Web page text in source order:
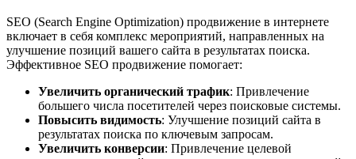
SEO (Search Engine Optimization) продвижение в интернете
включает в себя комплекс мероприятий, направленных на
улучшение позиций вашего сайта в результатах поиска.
Эффективное SEO продвижение помогает:
Увеличить органический трафик: Привлечение
большего числа посетителей через поисковые системы.
Повысить видимость: Улучшение позиций сайта в
результатах поиска по ключевым запросам.
Увеличить конверсии: Привлечение целевой